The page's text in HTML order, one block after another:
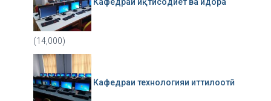
(14,000)
Кафедраи технологияи иттилоотӣ